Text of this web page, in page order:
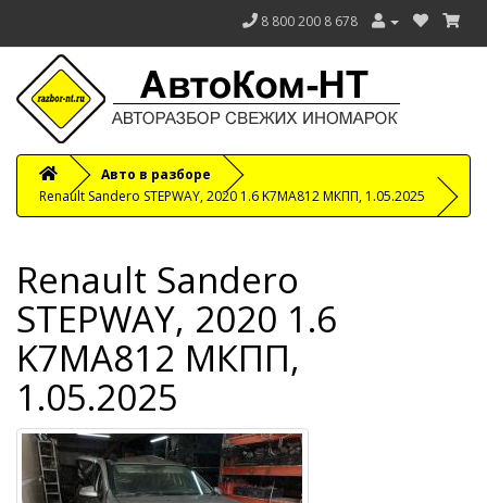
8 800 200 8 678
Авто в разборе
Renault Sandero STEPWAY, 2020 1.6 K7MA812 МКПП, 1.05.2025
Renault Sandero
STEPWAY, 2020 1.6
K7MA812 МКПП,
1.05.2025